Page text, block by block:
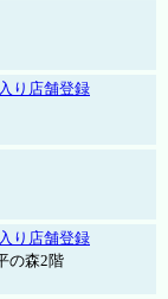
り店舗登録
り店舗登録
の森2階